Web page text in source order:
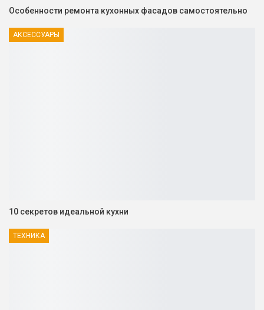
Особенности ремонта кухонных фасадов самостоятельно
АКСЕССУАРЫ
10 секретов идеальной кухни
ТЕХНИКА